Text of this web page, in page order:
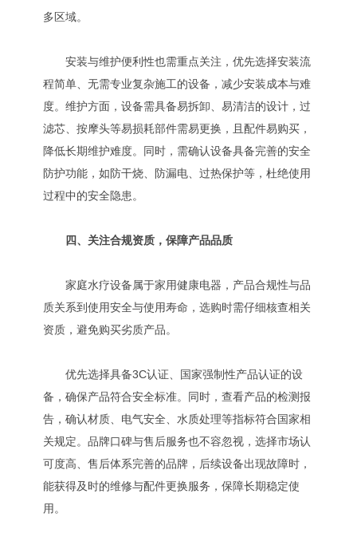
多区域。
安装与维护便利性也需重点关注，优先选择安装流
程简单、无需专业复杂施工的设备，减少安装成本与难
度。维护方面，设备需具备易拆卸、易清洁的设计，过
滤芯、按摩头等易损耗部件需易更换，且配件易购买，
降低长期维护难度。同时，需确认设备具备完善的安全
防护功能，如防干烧、防漏电、过热保护等，杜绝使用
过程中的安全隐患。
四、关注合规资质，保障产品品质
家庭水疗设备属于家用健康电器，产品合规性与品
质关系到使用安全与使用寿命，选购时需仔细核查相关
资质，避免购买劣质产品。
优先选择具备3C认证、国家强制性产品认证的设
备，确保产品符合安全标准。同时，查看产品的检测报
告，确认材质、电气安全、水质处理等指标符合国家相
关规定。品牌口碑与售后服务也不容忽视，选择市场认
可度高、售后体系完善的品牌，后续设备出现故障时，
能获得及时的维修与配件更换服务，保障长期稳定使
用。